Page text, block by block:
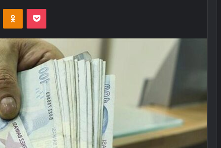
Odnoklassniki
Pocket